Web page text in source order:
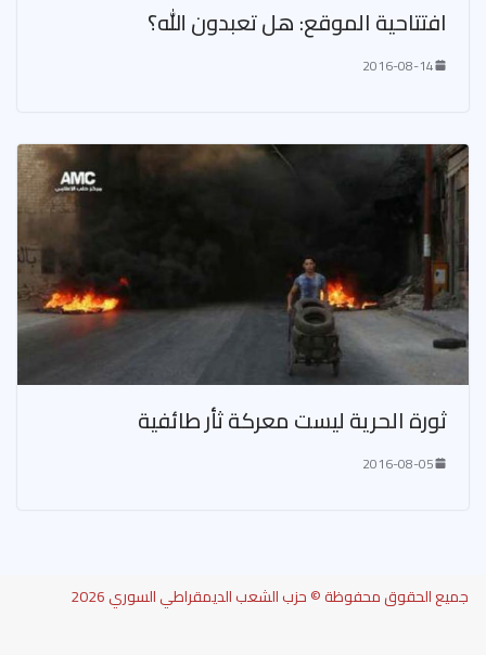
افتتاحية الموقع: هل تعبدون الله؟
2016-08-14
ثورة الحرية ليست معركة ثأر طائفية
2016-08-05
جميع الحقوق محفوظة © حزب الشعب الديمقراطي السوري 2026